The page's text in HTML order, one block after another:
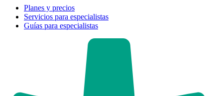
Planes y precios
Servicios para especialistas
Guías para especialistas